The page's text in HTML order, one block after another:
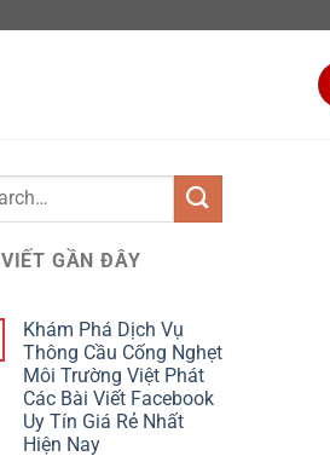
GẦN ĐÂY
Khám Phá Dịch Vụ
Thông Cầu Cống Nghẹt
Môi Trường Việt Phát
Các Bài Viết Facebook
Uy Tín Giá Rẻ Nhất
Hiện Nay